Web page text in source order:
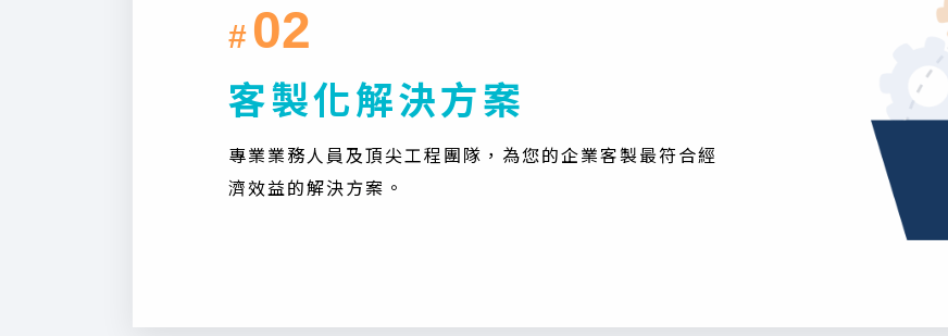
# 02
客製化解決方案
專業業務人員及頂尖工程團隊，為您的企業客製最符合經
濟效益的解決方案。